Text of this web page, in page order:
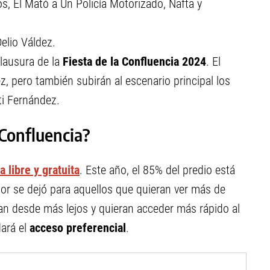
El Mató a Un Policía Motorizado, Nafta y
Váldez.
de la Fiesta de la Confluencia 2024. El
pero también subirán al escenario principal los
Fernández.
libre y gratuita. Este año, el 85% del predio está
se dejó para aquellos que quieran ver más de
desde más lejos y quieran acceder más rápido al
el acceso preferencial.